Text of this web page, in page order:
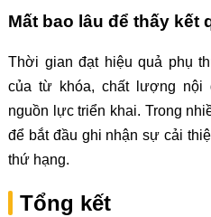
Mất bao lâu để thấy kết
Thời gian đạt hiệu quả phụ
của từ khóa, chất lượng nội
nguồn lực triển khai. Trong
để bắt đầu ghi nhận sự cải
thứ hạng.
Tổng kết